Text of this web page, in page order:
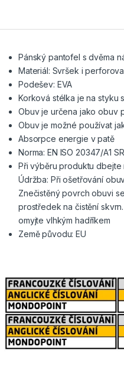
Pánský pantofel s dvěma
Materiál: Svršek i
Podešev: EVA
Korková stélka je na styku
Obuv je určena jako obuv
Obuv je možné používat
Absorpce energie v patě
Norma: EN ISO 20347/A1
Při výběru produktu dbejte
Údržba: Při ošetřování
Znečistěný povrch obuvi
prostředek na čistění
omyjte vlhkým hadříkem
Země původu: EU